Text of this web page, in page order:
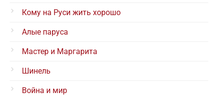
Кому на Руси жить хорошо
Алые паруса
Мастер и Маргарита
Шинель
Война и мир